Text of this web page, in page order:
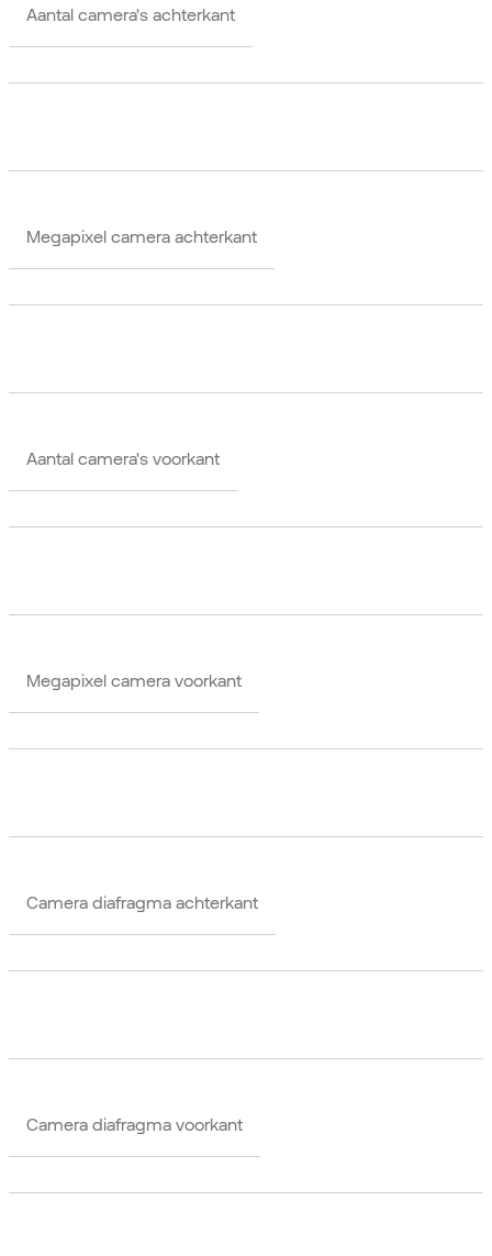
Aantal camera's achterkant
Megapixel camera achterkant
Aantal camera's voorkant
Megapixel camera voorkant
Camera diafragma achterkant
Camera diafragma voorkant